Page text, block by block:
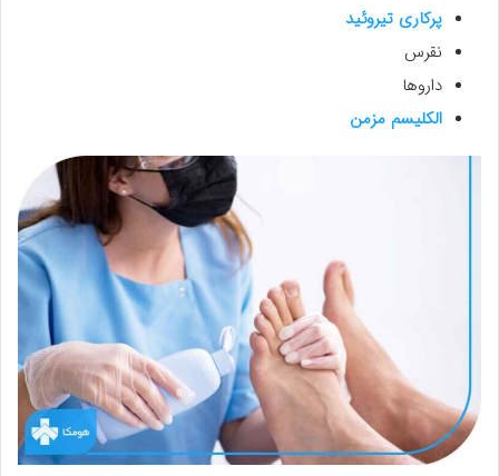
پرکاری تیروئید
نقرس
داروها
الکلیسم مزمن